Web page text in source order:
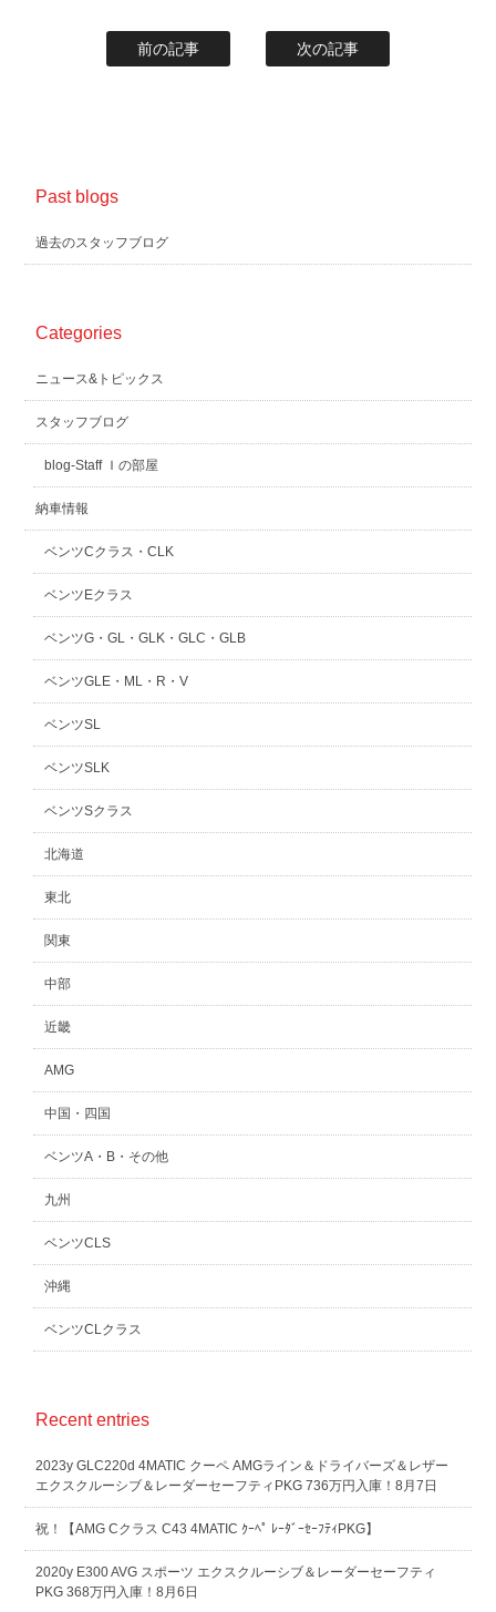
前の記事 次の記事
Past blogs
過去のスタッフブログ
Categories
ニュース&トピックス
スタッフブログ
blog-Staff Ｉの部屋
納車情報
ベンツCクラス・CLK
ベンツEクラス
ベンツG・GL・GLK・GLC・GLB
ベンツGLE・ML・R・V
ベンツSL
ベンツSLK
ベンツSクラス
北海道
東北
関東
中部
近畿
AMG
中国・四国
ベンツA・B・その他
九州
ベンツCLS
沖縄
ベンツCLクラス
Recent entries
2023y GLC220d 4MATIC クーペ AMGライン＆ドライバーズ＆レザー
エクスクルーシブ＆レーダーセーフティPKG 736万円入庫！8月7日
祝！【AMG Cクラス C43 4MATIC ｸｰﾍﾟ ﾚｰﾀﾞｰｾｰﾌﾃｨPKG】
2020y E300 AVG スポーツ エクスクルーシブ＆レーダーセーフティ
PKG 368万円入庫！8月6日